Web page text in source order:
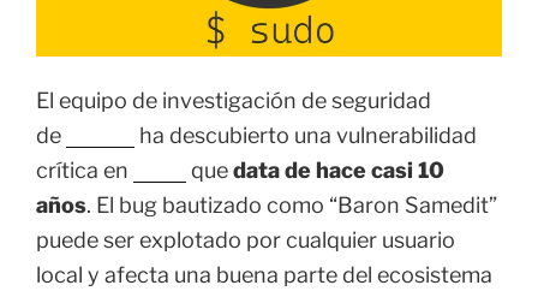
El equipo de investigación de seguridad
de
ha descubierto una vulnerabilidad
crítica en
quedata de hace casi 10
años. El bug bautizado como “Baron Samedit”
puede ser explotado por cualquier usuario
local y afecta una buena parte del ecosistema